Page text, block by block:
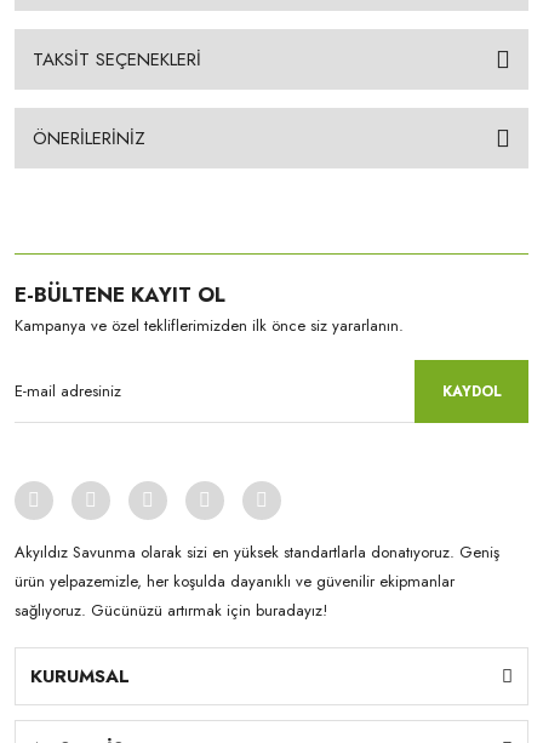
TAKSİT SEÇENEKLERİ
ÖNERİLERİNİZ
E-BÜLTENE KAYIT OL
Kampanya ve özel tekliflerimizden ilk önce siz yararlanın.
KAYDOL
Akyıldız Savunma olarak sizi en yüksek standartlarla donatıyoruz. Geniş
ürün yelpazemizle, her koşulda dayanıklı ve güvenilir ekipmanlar
sağlıyoruz. Gücünüzü artırmak için buradayız!
KURUMSAL